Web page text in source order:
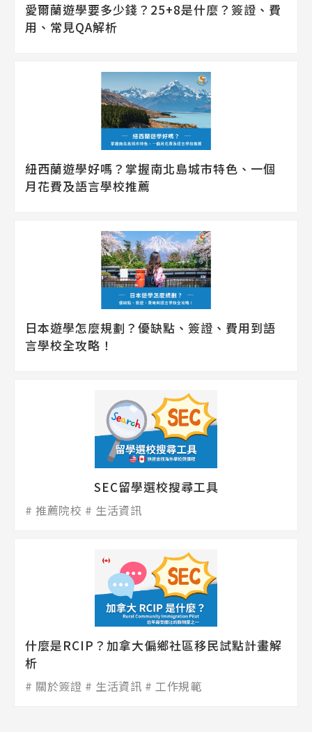
愛爾蘭遊學要多少錢？25+8是什麼？簽證、費
用、常見QA解析
紐西蘭遊學好嗎？掌握南北島城市特色、一個
月花費及語言學校推薦
日本遊學怎麼規劃？優缺點、簽證、費用到語
言學校全攻略！
SEC留學選校搜尋工具
推薦院校 生活資訊
什麼是RCIP？加拿大偏鄉社區移民試點計畫解
析
關於簽證 生活資訊 工作規範